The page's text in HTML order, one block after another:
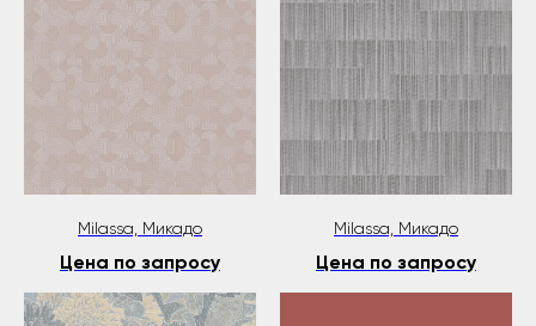
Milassa, Микадо
Цена по запросу
Milassa, Микадо
Цена по запросу